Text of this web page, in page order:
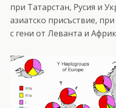
при Татарстан, Русия и
азиатско присъствие,
с гени от Леванта и